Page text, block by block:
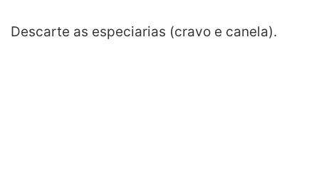
Descarte as especiarias (cravo e canela).